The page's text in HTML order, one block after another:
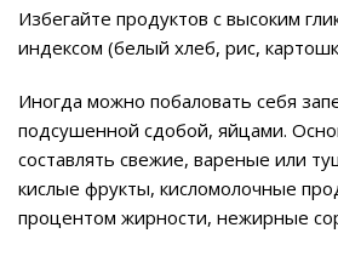
Избегайте продуктов с высоким
индексом (белый хлеб, рис,
Иногда можно побаловать себя
подсушенной сдобой, яйцами.
составлять свежие, вареные или
кислые фрукты, кисломолочные
процентом жирности, нежирные